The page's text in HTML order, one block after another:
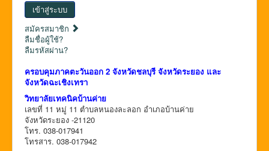
เข้าสู่ระบบ
สมัครสมาชิก
ลืมชื่อผู้ใช้?
ลืมรหัสผ่าน?
ครอบคุมภาคตะวันออก 2 จังหวัดชลบุรี จังหวัดระยอง และ
จังหวัดฉะเชิงเทรา
วิทยาลัยเทคนิคบ้านค่าย
เลขที่ 11 หมู่ 11 ตำบลหนองละลอก อำเภอบ้านค่าย
จังหวัดระยอง -21120
โทร. 038-017941
โทรสาร. 038-017942